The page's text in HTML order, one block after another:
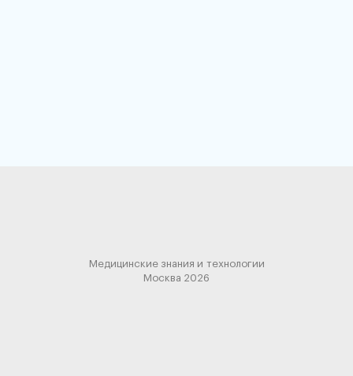
Медицинские знания и технологии
Москва 2026